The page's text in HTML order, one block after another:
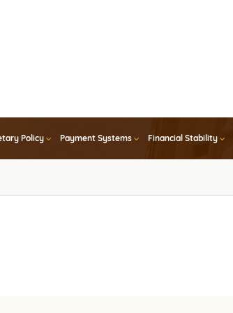
Policy Payment Systems Financial Stability